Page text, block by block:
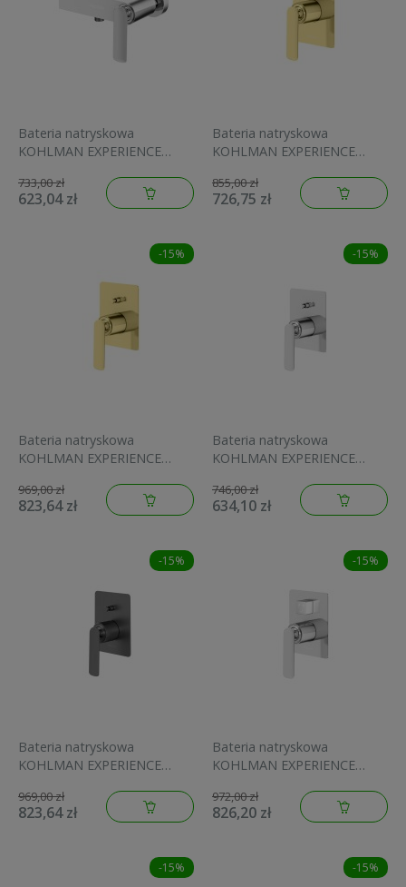
Bateria natryskowa
KOHLMAN EXPERIENCE
733,00 zł
623,04 zł
Bateria natryskowa
KOHLMAN EXPERIENCE
QW220EGD
855,00 zł
726,75 zł
-15%
Bateria natryskowa
KOHLMAN EXPERIENCE
QW210EGD
969,00 zł
823,64 zł
-15%
Bateria natryskowa
KOHLMAN EXPERIENCE
chrom QW210E
746,00 zł
634,10 zł
-15%
Bateria natryskowa
KOHLMAN EXPERIENCE
grafitowa Grey QW210EG
969,00 zł
823,64 zł
-15%
Bateria natryskowa
KOHLMAN EXPERIENCE
chrom QW211E
972,00 zł
826,20 zł
-15% -15%